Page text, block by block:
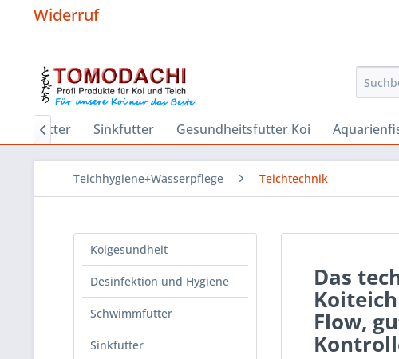
Widerruf
Sinkfutter Gesundheitsfutter Koi

Teichhygiene+Wasserpflege Teichtechnik
Koigesundheit
Desinfektion und Hygiene
Schwimmfutter
Sinkfutter
Das
Flow,